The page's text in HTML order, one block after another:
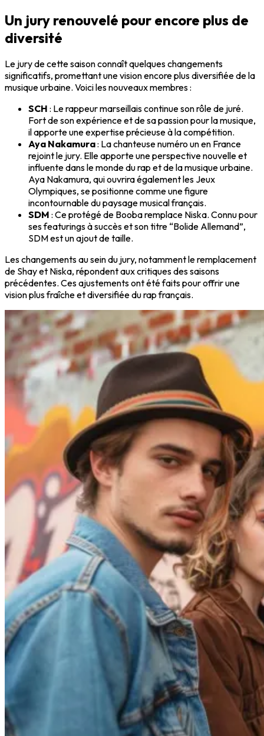
Un jury renouvelé pour encore plus de
diversité
Le jury de cette saison connaît quelques changements
significatifs, promettant une vision encore plus diversifiée de la
musique urbaine. Voici les nouveaux membres :
SCH : Le rappeur marseillais continue son rôle de juré.
Fort de son expérience et de sa passion pour la musique,
il apporte une expertise précieuse à la compétition.
Aya Nakamura: La chanteuse numéro un en France
rejoint le jury. Elle apporte une perspective nouvelle et
influente dans le monde du rap et de la musique urbaine.
Aya Nakamura, qui ouvrira également les Jeux
Olympiques, se positionne comme une figure
incontournable du paysage musical français.
SDM : Ce protégé de Booba remplace Niska. Connu pour
ses featurings à succès et son titre “Bolide Allemand”,
SDM est un ajout de taille.
Les changements au sein du jury, notamment le remplacement
de Shay et Niska, répondent aux critiques des saisons
précédentes. Ces ajustements ont été faits pour offrir une
vision plus fraîche et diversifiée du rap français.